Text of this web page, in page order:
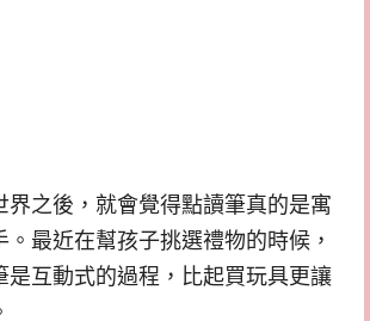
界之後，就會覺得點讀筆真的是寓
最近在幫孩子挑選禮物的時候，
是互動式的過程，比起買玩具更讓